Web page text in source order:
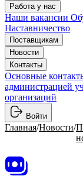
Работа у нас
Наши вакансии
Наставничество
Поставщикам
Новости
Контакты
Основные
администрацией
организаций
Войти
Главная/Новости/